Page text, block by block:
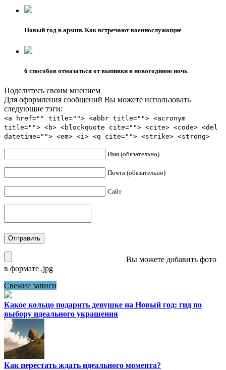
Новый год в армии. Как встречают военнослужащие
6 способов отмазаться от выпивки в новогоднюю ночь
Поделитесь своим мнением
Для оформления сообщений Вы можете использовать
следующие тэги:
<a href="" title=""> <abbr title=""> <acronym
title=""> <b> <blockquote cite=""> <cite> <code> <del
datetime=""> <em> <i> <q cite=""> <strike> <strong>
Имя (обязательно)
Почта (обязательно)
Сайт
Вы можете добавить фото
в формате .jpg
Свежие записи
Какое кольцо подарить девушке на Новый год: гид по
выбору идеального украшения
Как перестать ждать идеального момента?